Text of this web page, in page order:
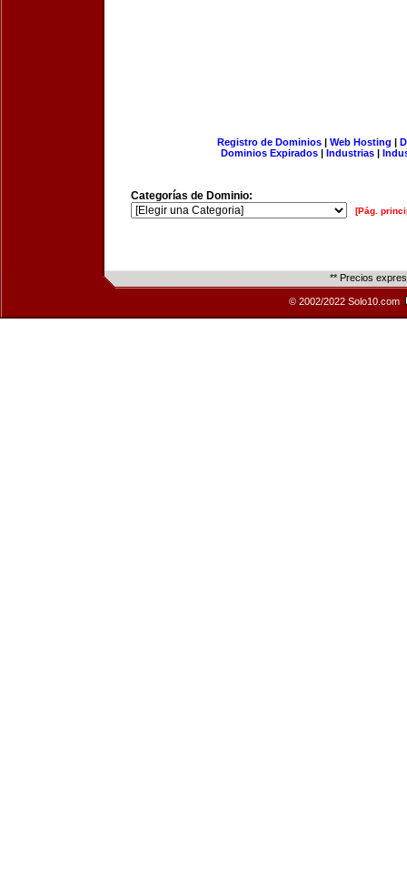
Registro de Dominios| Web Hosting |
Dominios Expirados | Industrias |
Categorías de Dominio:
[Pág.
** Precios
© 2002/2022 Solo10.com